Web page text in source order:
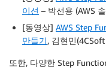
이션 – 박선용 (AWS
[동영상] AWS Step
만들기, 김현민
또한, 다양한 Step